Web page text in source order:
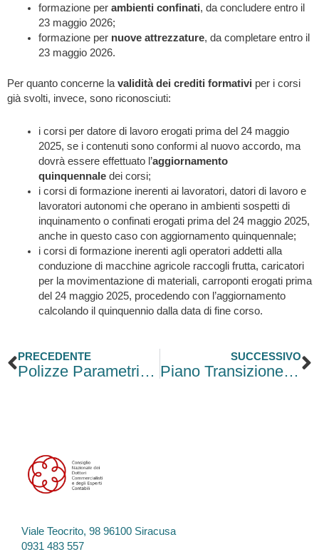
formazione per ambienti confinati, da concludere entro il
23 maggio 2026;
formazione per nuove attrezzature, da completare entro il
23 maggio 2026.
Per quanto concerne la validità dei crediti formativi per i corsi
già svolti, invece, sono riconosciuti:
i corsi per datore di lavoro erogati prima del 24 maggio
2025, se i contenuti sono conformi al nuovo accordo, ma
dovrà essere effettuato l’aggiornamento
quinquennaledei corsi;
i corsi di formazione inerenti ai lavoratori, datori di lavoro e
lavoratori autonomi che operano in ambienti sospetti di
inquinamento o confinati erogati prima del 24 maggio 2025,
anche in questo caso con aggiornamento quinquennale;
i corsi di formazione inerenti agli operatori addetti alla
conduzione di macchine agricole raccogli frutta, caricatori
per la movimentazione di materiali, carroponti erogati prima
del 24 maggio 2025, procedendo con l’aggiornamento
calcolando il quinquennio dalla data di fine corso.
Precedente
PRECEDENTE
Polizze Parametriche
SUCCESSIVO
Piano Transizione 5.0
Viale Teocrito, 98 96100 Siracusa
0931 483 557